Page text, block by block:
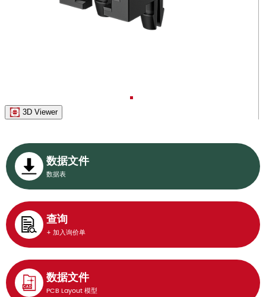
3D Viewer
数据文件
数据表
查询
+ 加入询价单
数据文件
PCB Layout 模型